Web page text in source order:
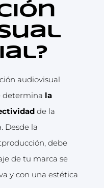
audiovisual
determina la
de la
Desde la
debe
de tu marca se
y con una estética